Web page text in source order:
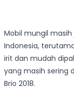
Mobil mungil
Indonesia,
irit dan mudah
yang masih sering
Brio 2018.